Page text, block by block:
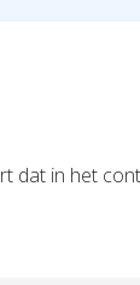
dat in het